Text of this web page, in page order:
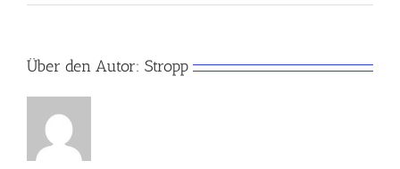
Über den Autor: Stropp